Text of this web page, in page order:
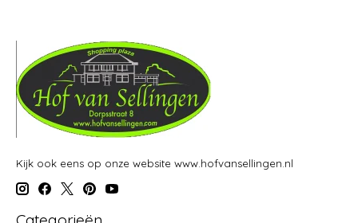
Kijk ook eens op onze website www.hofvansellingen.nl